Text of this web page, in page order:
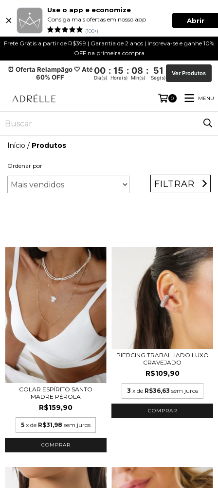
Use o app e economize
Consiga mais ofertas em nosso app
(100+)
Abrir
Frete Grátis a partir de R$399 | Garantia de 2 anos | Inscreva-se e ganhe 10%
OFF na primeira compra
⏰ Oferta Relampâgo 🤍 Até
60% OFF
00 : 15 : 08 : 51
Dia(s) Hora(s) Min(s) Seg(s)
Ver Produtos
0 MENU
Início / Produtos
Ordenar por
FILTRAR
COLAR ESPÍRITO SANTO
MADRE PÉROLA
R$159,90
5 x de R$31,98 sem juros
PIERCING TRABALHADO LUXO
CRAVEJADO
R$109,90
3 x de R$36,63 sem juros
COMPRAR